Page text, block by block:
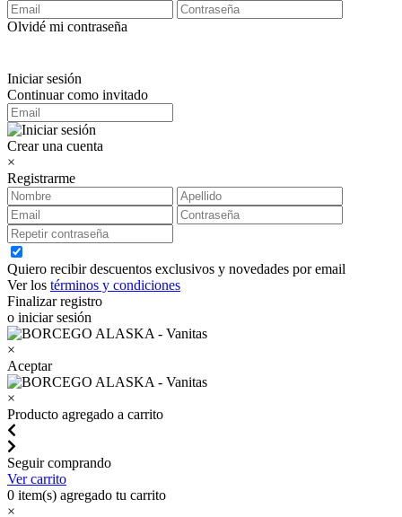
Olvidé mi contraseña
Iniciar sesión
Continuar como invitado
Crear una cuenta
×
Registrarme
Quiero recibir descuentos exclusivos y novedades por email
Ver los términos y condiciones
Finalizar registro
o iniciar sesión
×
Aceptar
×
Producto agregado a carrito
Seguir comprando
Ver carrito
0 item(s) agregado tu carrito
×